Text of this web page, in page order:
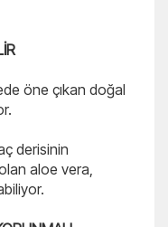
öne çıkan doğal
derisinin
aloe vera,